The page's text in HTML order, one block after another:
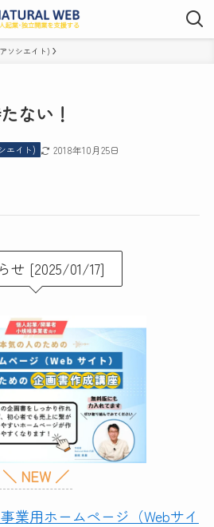
ソシエイト)
ない！
エイト) 2018年10月25日
せ [2025/01/17]
＼ NEW ／
業用ホームページ（Webサイ